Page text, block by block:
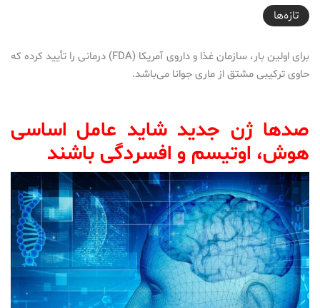
2018-06-30T18:51:18+04:30
تازه‌ها
برای اولین بار، سازمان غذا و داروی آمریکا (FDA) درمانی را تأیید کرده که
حاوی ترکیبی مشتق از ماری جوانا می‌باشد.
صدها ژن جدید شاید عامل اساسی
هوش، اوتیسم و افسردگی باشند